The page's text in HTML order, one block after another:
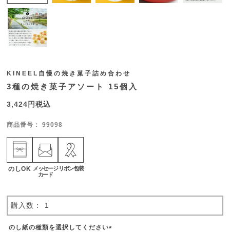
KINEEL自慢の焼き菓子詰め合わせ
3種の焼き菓子アソート 15個入
3,424 税込
商品番号 99098
のしOK メッセージ
カード
リボン包装
のし紙の種類を選択してください